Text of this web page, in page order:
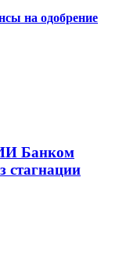
на одобрение
Банком
стагнации